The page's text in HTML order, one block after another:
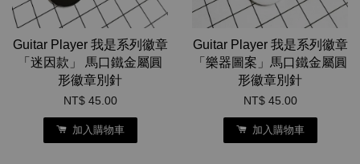
Guitar Player 我是系列徽章
「迷因款」 馬口鐵金屬圓
形徽章別針
NT$ 45.00
加入購物車
Guitar Player 我是系列徽章
「樂器圖案」馬口鐵金屬圓
形徽章別針
NT$ 45.00
加入購物車